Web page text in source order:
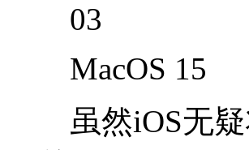
03
MacOS 15
虽然iOS无疑